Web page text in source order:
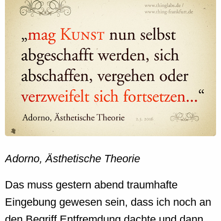
Adorno, Ästhetische Theorie
Das muss gestern abend traumhafte
Eingebung gewesen sein, dass ich noch an